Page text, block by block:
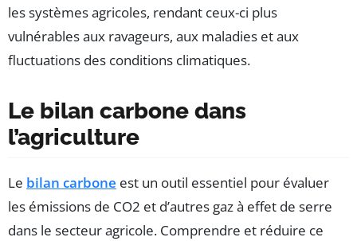
les systèmes agricoles, rendant ceux-ci plus
vulnérables aux ravageurs, aux maladies et aux
fluctuations des conditions climatiques.
Le bilan carbone dans
l’agriculture
Le bilan carbone est un outil essentiel pour évaluer
les émissions de CO2 et d’autres gaz à effet de serre
dans le secteur agricole. Comprendre et réduire ce